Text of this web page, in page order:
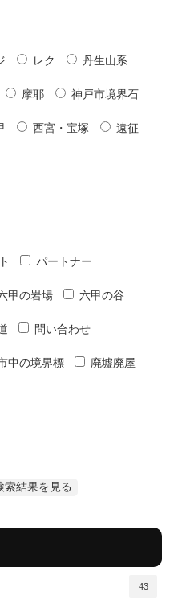
レク 丹生山系
摩耶 神戸市境界石
西宮・宝塚 遠征
パートナー
甲の岩場 六甲の谷
問い合わせ
中の境界標 廃墟廃屋
43